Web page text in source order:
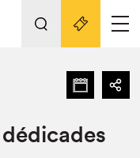
Nos activités